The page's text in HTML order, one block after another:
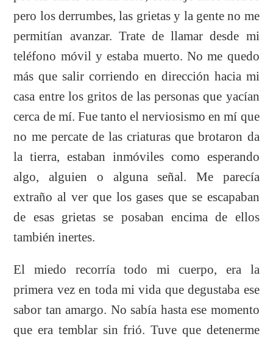
pero los derrumbes, las grietas y la gente no me
permitían avanzar. Trate de llamar desde mi
teléfono móvil y estaba muerto. No me quedo
más que salir corriendo en dirección hacia mi
casa entre los gritos de las personas que yacían
cerca de mí. Fue tanto el nerviosismo en mí que
no me percate de las criaturas que brotaron da
la tierra, estaban inmóviles como esperando
algo, alguien o alguna señal. Me parecía
extraño al ver que los gases que se escapaban
de esas grietas se posaban encima de ellos
también inertes.
El miedo recorría todo mi cuerpo, era la
primera vez en toda mi vida que degustaba ese
sabor tan amargo. No sabía hasta ese momento
que era temblar sin frió. Tuve que detenerme